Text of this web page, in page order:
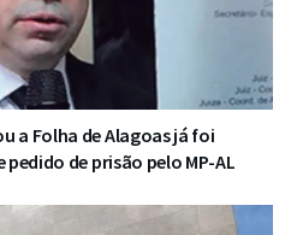
a Folha de Alagoas já foi
de prisão pelo MP-AL